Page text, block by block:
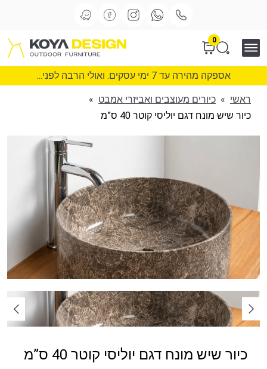
0
אספקה מהירה עד 7 ימי עסקים. ואולי הרבה לפני...
ראשי » כיורים מעוצבים ואביזרי אמבט »
כיור שיש מונח דגם יוליסי קוטר 40 ס”מ
כיור שיש מונח דגם יוליסי קוטר 40 ס”מ